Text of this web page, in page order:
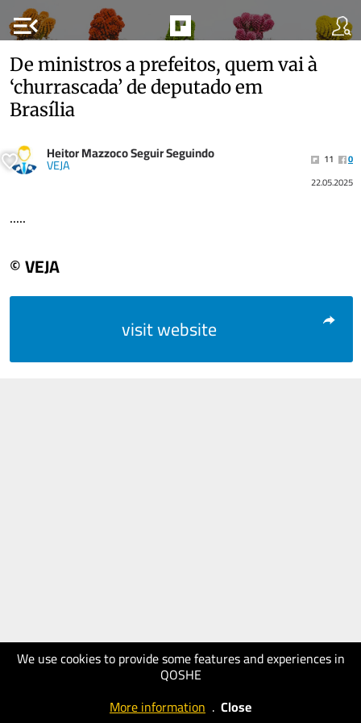
menu_open
We use cookies to provide some features and experiences in
QOSHE
More information . Close
De ministros a prefeitos, quem vai à
‘churrascada’ de deputado em
Brasília
Heitor Mazzoco Seguir Seguindo
VEJA 11
0
22.05.2025
.....
© VEJA
visit website